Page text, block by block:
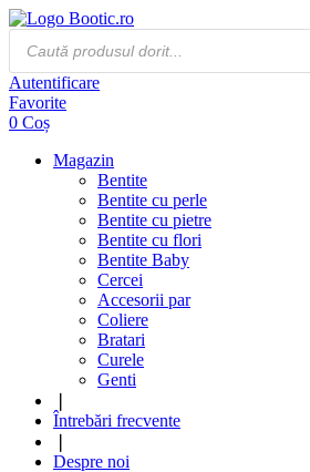
Products
search
Autentificare
Favorite
0 Coș
Magazin
Bentite
Bentite cu perle
Bentite cu pietre
Bentite cu flori
Bentite Baby
Cercei
Accesorii par
Coliere
Bratari
Curele
Genti
Întrebări frecvente
Despre noi